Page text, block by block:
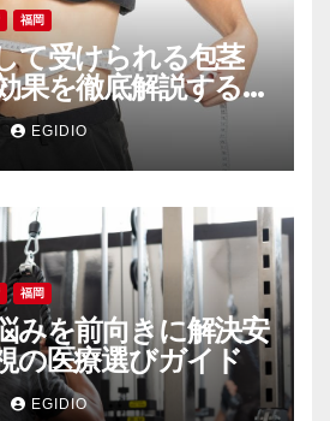
福岡
て受けられる包茎
果を徹底解説する最
EGIDIO
福岡
みを前向きに解決安
の医療選びガイド
EGIDIO